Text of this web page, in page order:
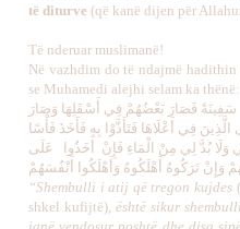
të diturve (që kanë dijen për
Të nderuar muslimanë!
Në vazhdim do të ndajmë
se Muhamedi alejhi selam ka thënë:
‏سَفِينَةً فَصَارَ بَعْضُهُمْ فِي أَسْفَلِهَا وَصَارَ
فِي أَعْلَاهَا فَتَأَذَّوْا بِهِ فَأَخَذَ فَأْسًا
وَلَا بُدَّ لِي مِنْ الْمَاءِ فَإِنْ ‏ ‏أَخَذُوا ‏ ‏ عَلَى
وَإِنْ تَرَكُوهُ أَهْلَكُوهُ وَأَهْلَكُوا أَنْفُسَهُمْ
“Shembulli i atij që tregon kujdes
shkel kufijtë), është sikur